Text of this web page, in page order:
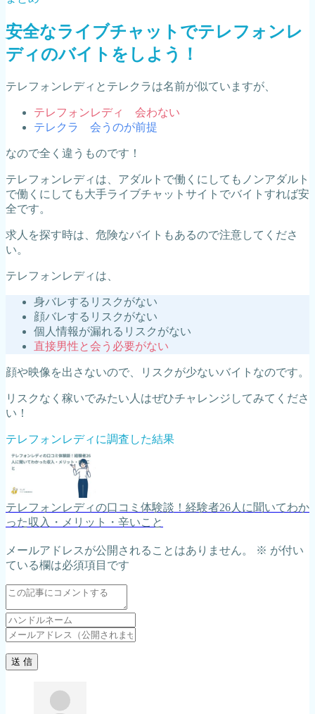
安全なライブチャットでテレフォンレ
ディのバイトをしよう！
テレフォンレディとテレクラは名前が似ていますが、
テレフォンレディ 会わない
テレクラ 会うのが前提
なので全く違うものです！
テレフォンレディは、アダルトで働くにしてもノンアダルト
で働くにしても大手ライブチャットサイトでバイトすれば安
全です。
求人を探す時は、危険なバイトもあるので注意してくださ
い。
テレフォンレディは、
身バレするリスクがない
顔バレするリスクがない
個人情報が漏れるリスクがない
直接男性と会う必要がない
顔や映像を出さないので、リスクが少ないバイトなのです。
リスクなく稼いでみたい人はぜひチャレンジしてみてくださ
い！
テレフォンレディに調査した結果
テレフォンレディの口コミ体験談！経験者26人に聞いてわか
った収入・メリット・辛いこと
メールアドレスが公開されることはありません。 ※ が付い
ている欄は必須項目です